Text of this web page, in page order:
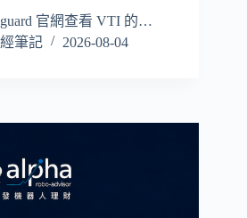
官網查看 VTI 的…
筆記
2026-08-04